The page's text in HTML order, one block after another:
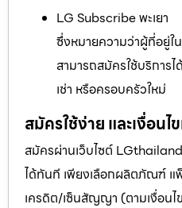
LG Subscribe พะเยา
ซึ่งหมายความว่าผู้ที่อยู่ใ
สามารถสมัครใช้บริการ
เช่า หรือครอบครัวใหม่
สมัครใช้ง่าย และเงื่อนไ
สมัครผ่านเว็บไซต์
ได้ทันที เพียงเลือกผลิตภัณฑ์
เครดิต/เซ็นสัญญา (ตามเงื่อน